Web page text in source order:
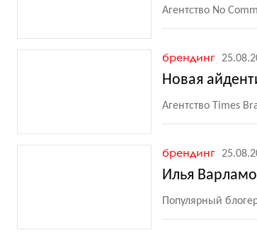
Агентство No
брендинг
Новая
Агентство Times
брендинг
Илья
Популярный